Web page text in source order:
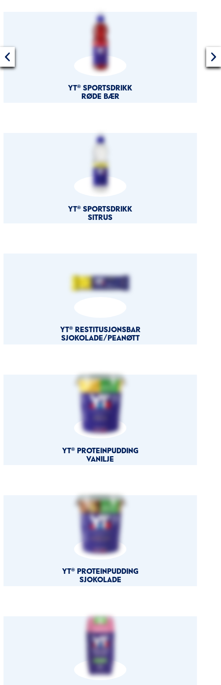
YT® SPORTSDRIKK
RØDE BÆR
YT® SPORTSDRIKK
SITRUS
YT® RESTITUSJONSBAR
SJOKOLADE/PEANØTT
YT® PROTEINPUDDING
VANILJE
YT® PROTEINPUDDING
SJOKOLADE